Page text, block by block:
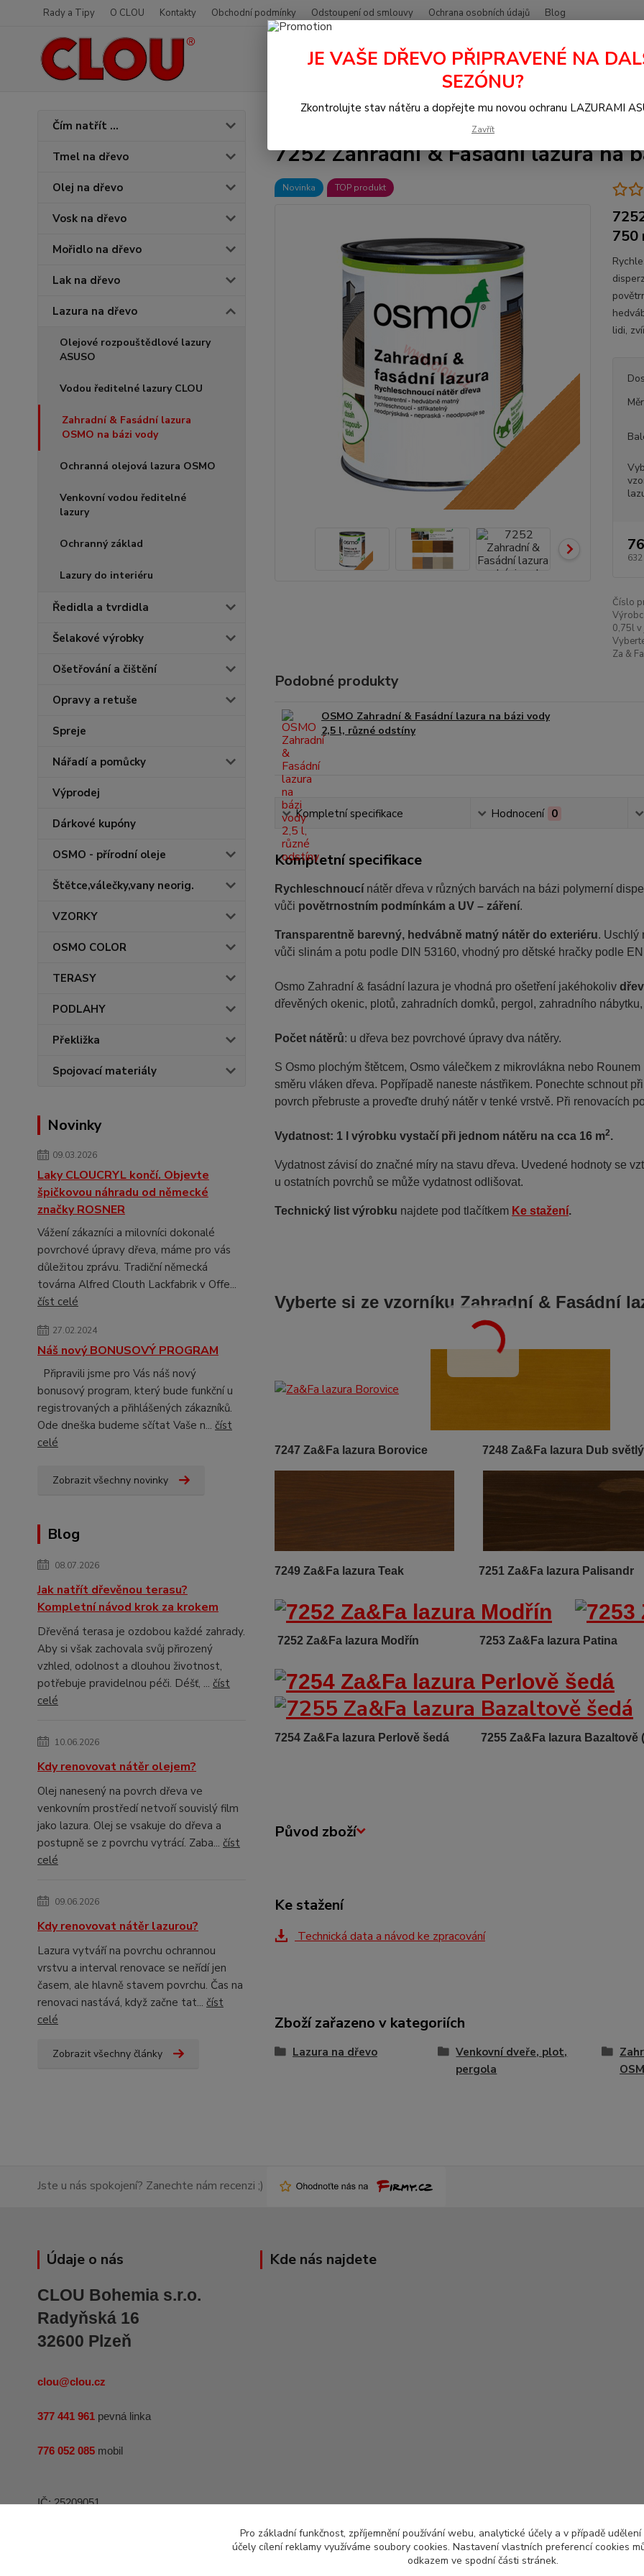
Rady a Tipy O CLOU Kontakty Obchodní podmínky Odstoupení od smlouvy Ochrana osobních údajů Blog
Hledat
Čím natřít ...
Tmel na dřevo
Olej na dřevo
Vosk na dřevo
Mořidlo na dřevo
Lak na dřevo
Lazura na dřevo
Olejové rozpouštědlové lazury
ASUSO
Vodou ředitelné lazury CLOU
Zahradní & Fasádní lazura
OSMO na bázi vody
Ochranná olejová lazura OSMO
Venkovní vodou ředitelné
lazury
Ochranný základ
Lazury do interiéru
Ředidla a tvrdidla
Šelakové výrobky
Ošetřování a čištění
Opravy a retuše
Spreje
Nářadí a pomůcky
Výprodej
Dárkové kupóny
OSMO - přírodní oleje
Štětce,válečky,vany neorig.
VZORKY
OSMO COLOR
TERASY
PODLAHY
Překližka
Spojovací materiály
Novinky
09.03.2026
Laky CLOUCRYL končí. Objevte
špičkovou náhradu od německé
značky ROSNER
Vážení zákazníci a milovníci dokonalé
povrchové úpravy dřeva, máme pro vás
důležitou zprávu. Tradiční německá
továrna Alfred Clouth Lackfabrik v Offe...
číst celé
27.02.2024
Náš nový BONUSOVÝ PROGRAM
Připravili jsme pro Vás náš nový
bonusový program, který bude funkční u
registrovaných a přihlášených zákazníků.
Ode dneška budeme sčítat Vaše n... číst
celé
Zobrazit všechny novinky
Blog
08.07.2026
Jak natřít dřevěnou terasu?
Kompletní návod krok za krokem
Dřevěná terasa je ozdobou každé zahrady.
Aby si však zachovala svůj přirozený
vzhled, odolnost a dlouhou životnost,
potřebuje pravidelnou péči. Déšť, ... číst
celé
10.06.2026
Kdy renovovat nátěr olejem?
Olej nanesený na povrch dřeva ve
venkovním prostředí netvoří souvislý film
jako lazura. Olej se vsakuje do dřeva a
postupně se z povrchu vytrácí. Zaba... číst
celé
09.06.2026
Kdy renovovat nátěr lazurou?
Lazura vytváří na povrchu ochrannou
vrstvu a interval renovace se neřídí jen
časem, ale hlavně stavem povrchu. Čas na
renovaci nastává, když začne tat... číst
celé
Zobrazit všechny články
Lazura na dřevo Zahradní & Fasádní lazura OSMO na bázi vody
7252 Zahradní & Fasádní lazura na
Novinka TOP produkt
750
lidi,
632
Číslo
0,75l v
Za &
Podobné produkty
OSMO Zahradní & Fasádní lazura na bázi vody
2,5 l, různé odstíny
Kompletní specifikace Hodnocení 0
Kompletní specifikace
Rychleschnoucí nátěr dřeva v různých barvách na bázi polymerní
vůči povětrnostním podmínkám a UV – záření.
Transparentně barevný, hedvábně matný nátěr do exteriéru. Uschlý
vůči slinám a potu podle DIN 53160, vhodný pro dětské hračky podle
Osmo Zahradní & fasádní lazura je vhodná pro ošetření jakéhokoliv
dřevěných okenic, plotů, zahradních domků, pergol, zahradního
Počet nátěrů: u dřeva bez povrchové úpravy dva nátěry.
S Osmo plochým štětcem, Osmo válečkem z mikrovlákna nebo
směru vláken dřeva. Popřípadě naneste nástřikem. Ponechte schnout
povrch přebruste a proveďte druhý nátěr v tenké vrstvě. Při renovacích
Vydatnost: 1 l výrobku vystačí při jednom nátěru na cca 16 m2.
Vydatnost závisí do značné míry na stavu dřeva. Uvedené hodnoty se
u ostatních povrchů se může vydatnost odlišovat.
Technický list výrobku najdete pod tlačítkem Ke stažení.
Vyberte si ze vzorníku Zahradní & Fasádní
7247 Za&Fa lazura Borovice 7248 Za&Fa lazura Dub světlý
7249 Za&Fa lazura Teak 7251 Za&Fa lazura Palisandr
7252 Za&Fa lazura Modřín 7253 Za&Fa lazura Patina
7254 Za&Fa lazura Perlově šedá 7255 Za&Fa lazura Bazaltově
Původ zboží
Ke stažení
Technická data a návod ke zpracování
Zboží zařazeno v kategoriích
Lazura na dřevo
Venkovní dveře, plot,
pergola
Jste u nás spokojení? Zanechte nám recenzi ;)
Údaje o nás
CLOU Bohemia s.r.o.
Radyňská 16
32600 Plzeň
clou@clou.cz
377 441 961 pevná linka
776 052 085 mobil
IČ: 25209051
Kde nás najdete
JE VAŠE DŘEVO PŘIPRAVENÉ NA
SEZÓNU?
Zkontrolujte stav nátěru a dopřejte mu novou ochranu LAZURAMI
Zavřít
Pro základní funkčnost, zpříjemnění používání webu, analytické účely a v případě
účely cílení reklamy využíváme soubory cookies. Nastavení vlastních preferencí cookies
odkazem ve spodní části stránek.